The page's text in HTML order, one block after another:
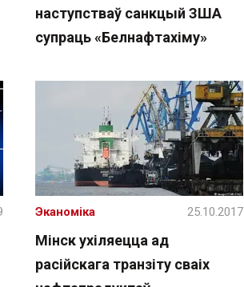
наступстваў санкцый ЗША
супраць «Белнафтахіму»
Мінск ухіляецца ад
расійскага транзіту сваіх
Эканоміка 25.10.2017